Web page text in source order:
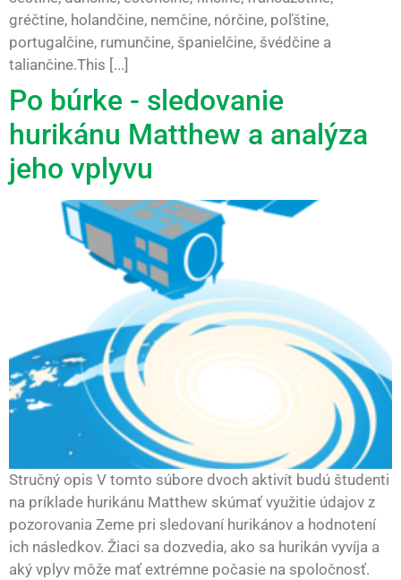
gréčtine, holandčine, nemčine, nórčine, poľštine,
portugalčine, rumunčine, španielčine, švédčine a
taliančine.This [...]
Po búrke - sledovanie
hurikánu Matthew a analýza
jeho vplyvu
Stručný opis V tomto súbore dvoch aktivít budú študenti
na príklade hurikánu Matthew skúmať využitie údajov z
pozorovania Zeme pri sledovaní hurikánov a hodnotení
ich následkov. Žiaci sa dozvedia, ako sa hurikán vyvíja a
aký vplyv môže mať extrémne počasie na spoločnosť.